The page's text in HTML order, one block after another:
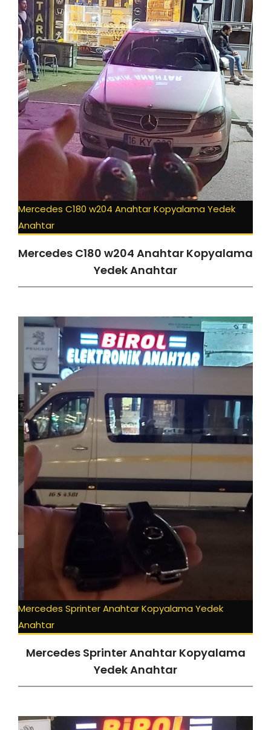
Mercedes C180 w204 Anahtar Kopyalama Yedek
Anahtar
Mercedes C180 w204 Anahtar Kopyalama
Yedek Anahtar
Mercedes Sprinter Anahtar Kopyalama Yedek
Anahtar
Mercedes Sprinter Anahtar Kopyalama
Yedek Anahtar